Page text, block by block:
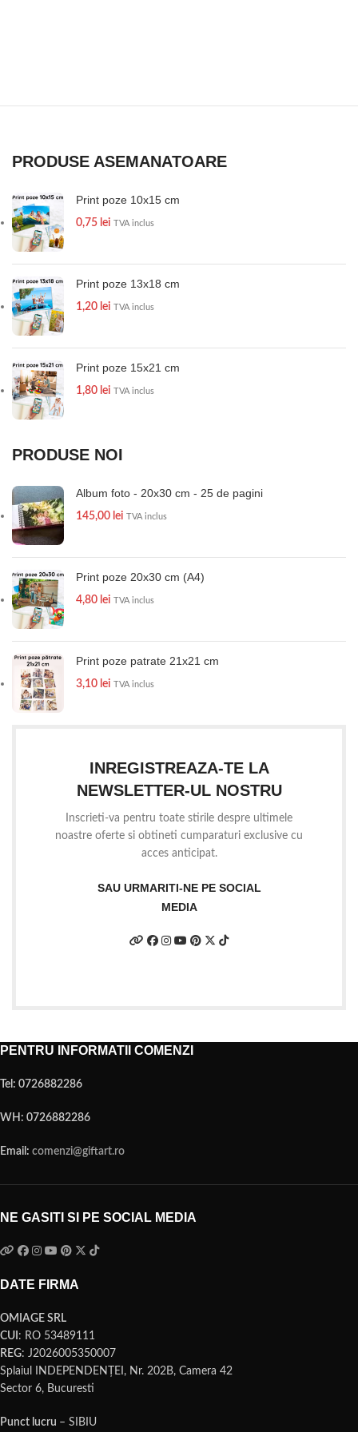
PRODUSE ASEMANATOARE
Print poze 10x15 cm
0,75 lei TVA inclus
Print poze 13x18 cm
1,20 lei TVA inclus
Print poze 15x21 cm
1,80 lei TVA inclus
PRODUSE NOI
Album foto - 20x30 cm - 25 de pagini
145,00 lei TVA inclus
Print poze 20x30 cm (A4)
4,80 lei TVA inclus
Print poze patrate 21x21 cm
3,10 lei TVA inclus
INREGISTREAZA-TE LA
NEWSLETTER-UL NOSTRU
Inscrieti-va pentru toate stirile despre ultimele
noastre oferte si obtineti cumparaturi exclusive cu
acces anticipat.
SAU URMARITI-NE PE SOCIAL
MEDIA
PENTRU INFORMATII COMENZI
Tel: 0726882286
WH: 0726882286
Email: comenzi@giftart.ro
NE GASITI SI PE SOCIAL MEDIA
DATE FIRMA
OMIAGE SRL
CUI : RO 53489111
REG: J2026005350007
Splaiul INDEPENDENŢEI, Nr. 202B, Camera 42
Sector 6, Bucuresti
Punct lucru – SIBIU